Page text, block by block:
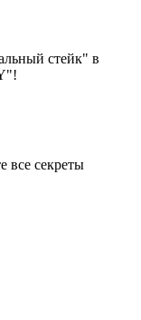
стейк" в
все секреты
знания и
вами and